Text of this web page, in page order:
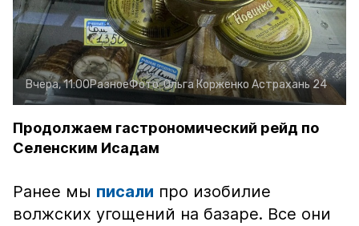
Вчера, 11:00РазноеФото:Ольга Корженко Астрахань 24
Продолжаем гастрономический рейд по
Селенским Исадам
Ранее мы писали про изобилие
волжских угощений на базаре. Все они